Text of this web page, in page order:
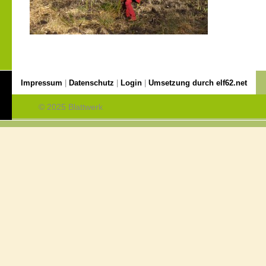
Impressum Datenschutz Login Umsetzung durch elf62.net
© 2025 Blattwerk